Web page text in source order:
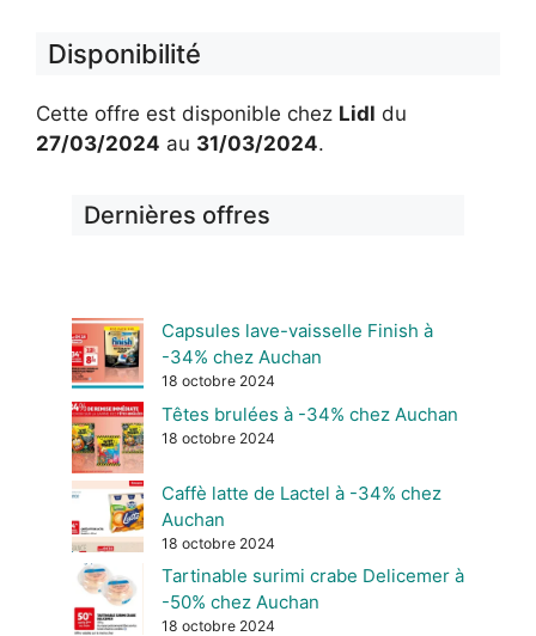
Disponibilité
Cette offre est disponible chez Lidl du
27/03/2024 au 31/03/2024.
Dernières offres
Capsules lave-vaisselle Finish à
-34% chez Auchan
18 octobre 2024
Têtes brulées à -34% chez Auchan
18 octobre 2024
Caffè latte de Lactel à -34% chez
Auchan
18 octobre 2024
Tartinable surimi crabe Delicemer à
-50% chez Auchan
18 octobre 2024